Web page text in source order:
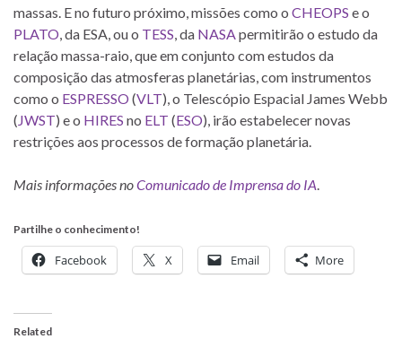
massas. E no futuro próximo, missões como o CHEOPS e o
PLATO , da ESA, ou o TESS , da NASA permitirão o estudo da
relação massa-raio, que em conjunto com estudos da
composição das atmosferas planetárias, com instrumentos
como o ESPRESSO (VLT), o Telescópio Espacial James Webb
( JWST) e o HIRES no ELT (ESO), irão estabelecer novas
restrições aos processos de formação planetária.
Mais informações noComunicado de Imprensa do IA
Partilhe o conhecimento!
Facebook X Email More
Related